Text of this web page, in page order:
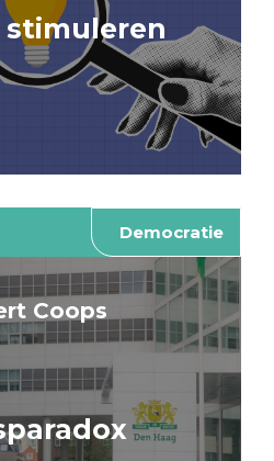
Democratie
Coops